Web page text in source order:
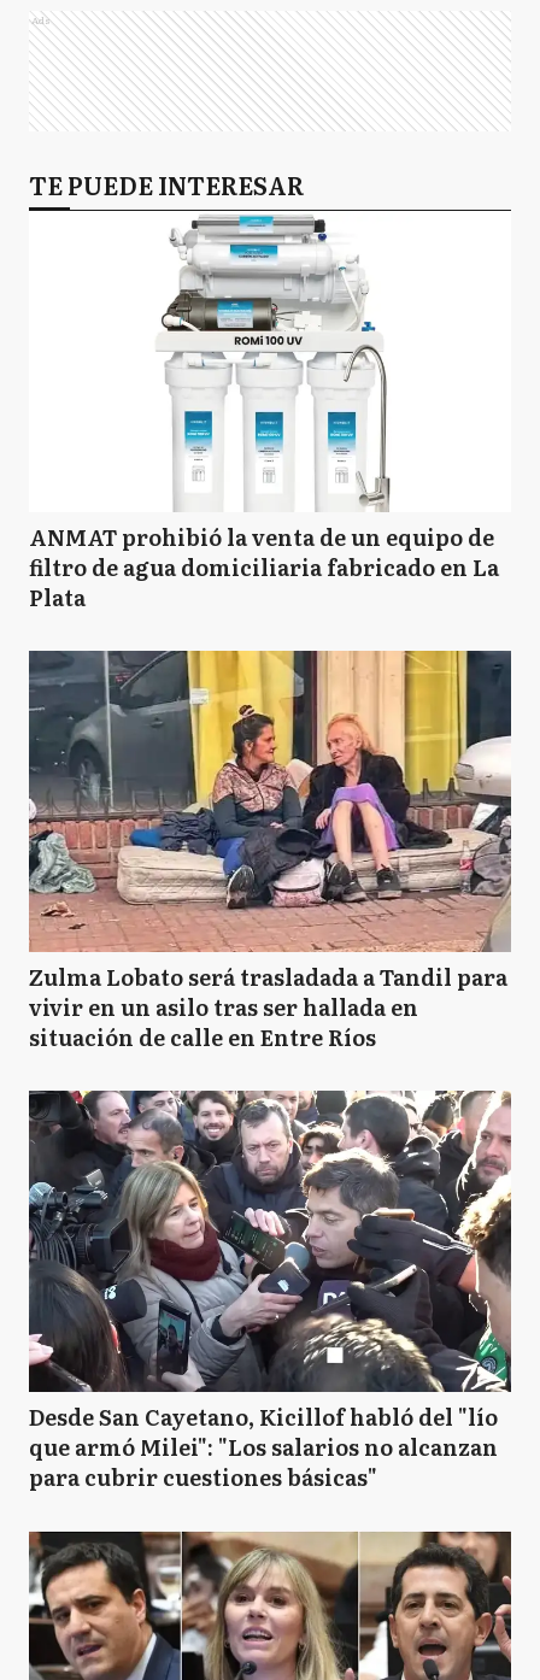
Ads
TE PUEDE INTERESAR
ANMAT prohibió la venta de un equipo de
filtro de agua domiciliaria fabricado en La
Plata
Zulma Lobato será trasladada a Tandil para
vivir en un asilo tras ser hallada en
situación de calle en Entre Ríos
Desde San Cayetano, Kicillof habló del "lío
que armó Milei": "Los salarios no alcanzan
para cubrir cuestiones básicas"